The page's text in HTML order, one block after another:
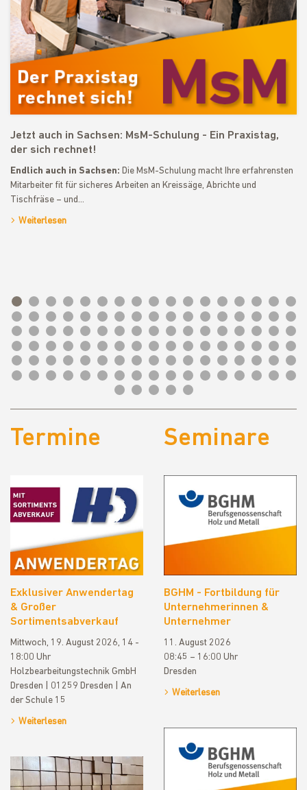
Jetzt auch in Sachsen: MsM-Schulung - Ein Praxistag,
der sich rechnet!
Endlich auch in Sachsen: Die MsM-Schulung macht Ihre erfahrensten
Mitarbeiter fit für sicheres Arbeiten an Kreissäge, Abrichte und
Tischfräse – und…
Weiterlesen
Termine
Exklusiver Anwendertag
& Großer
Sortimentsabverkauf
Mittwoch, 19. August 2026, 14 -
18:00 Uhr
Holzbearbeitungstechnik GmbH
Dresden | 01259 Dresden | An
der Schule 15
Weiterlesen
Seminare
BGHM - Fortbildung für
Unternehmerinnen &
Unternehmer
11. August 2026
08:45 – 16:00 Uhr
Dresden
Weiterlesen